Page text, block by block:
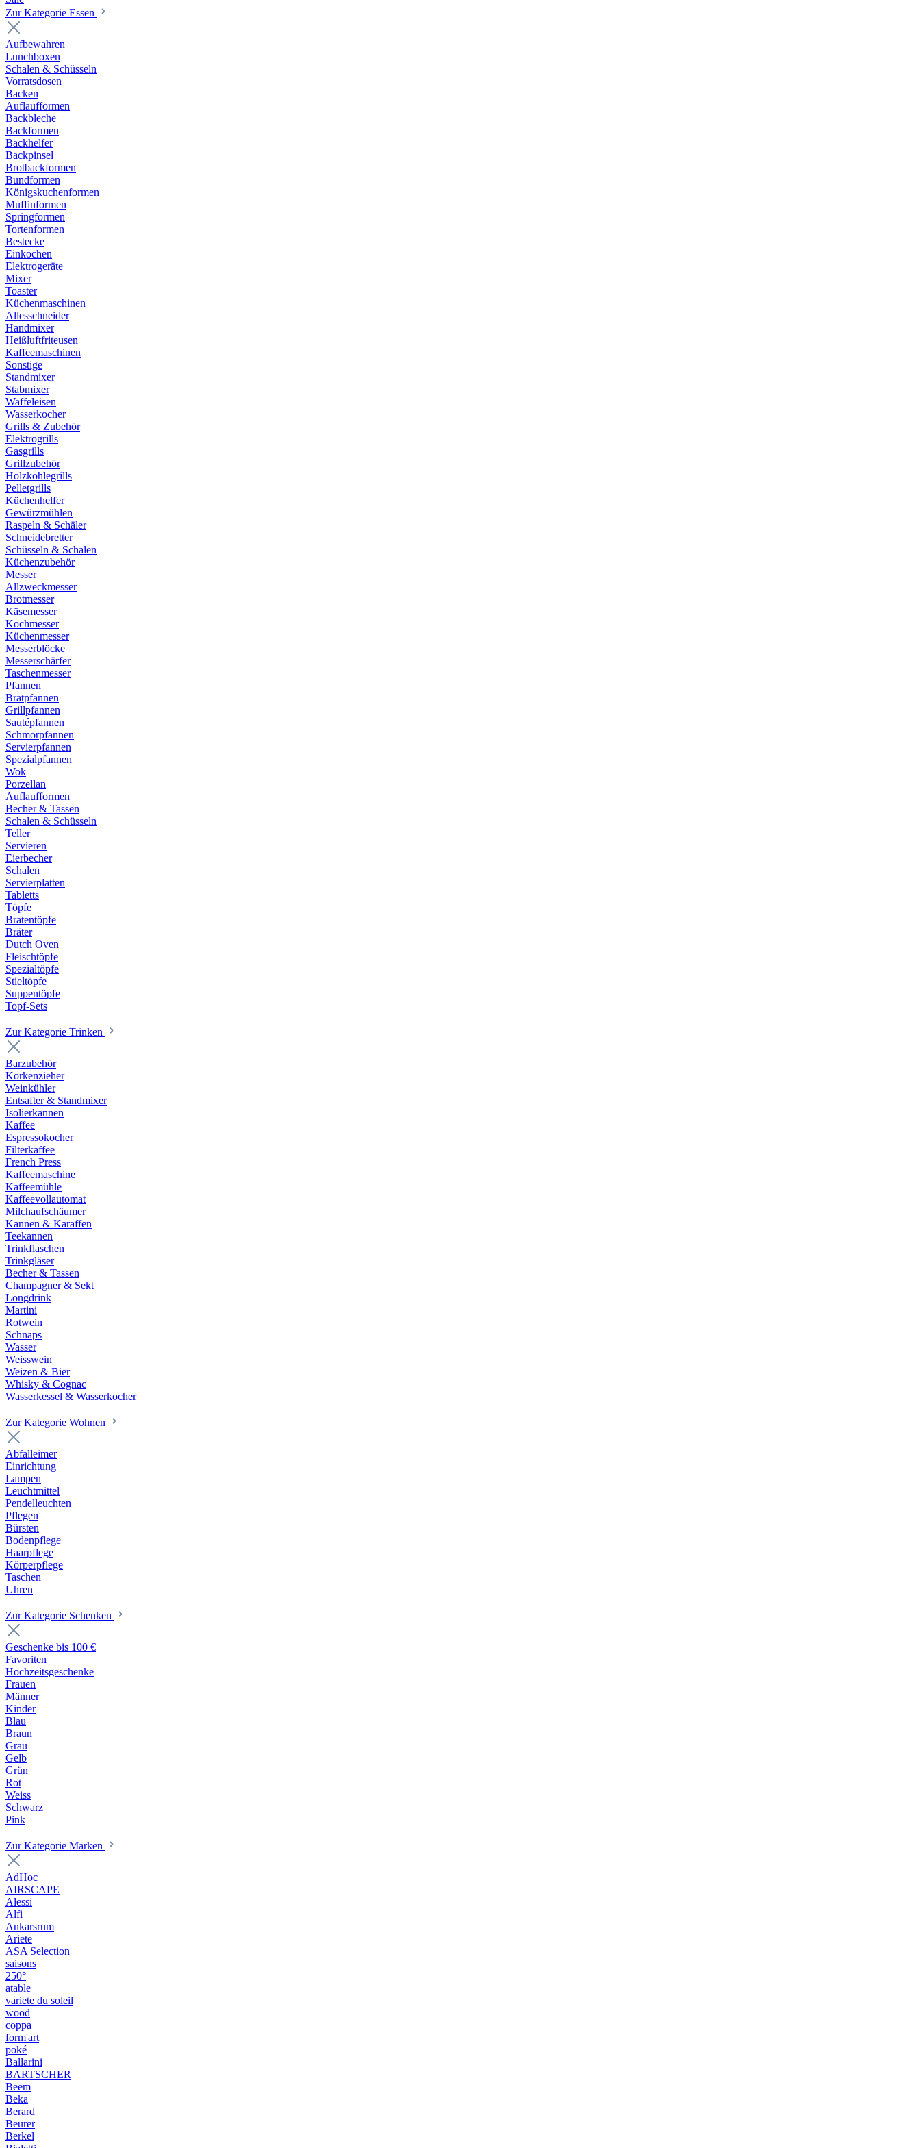
Zur Kategorie Essen
Aufbewahren
Lunchboxen
Schalen & Schüsseln
Vorratsdosen
Backen
Auflaufformen
Backbleche
Backformen
Backhelfer
Backpinsel
Brotbackformen
Bundformen
Königskuchenformen
Muffinformen
Springformen
Tortenformen
Bestecke
Einkochen
Elektrogeräte
Mixer
Toaster
Küchenmaschinen
Allesschneider
Handmixer
Heißluftfriteusen
Kaffeemaschinen
Sonstige
Standmixer
Stabmixer
Waffeleisen
Wasserkocher
Grills & Zubehör
Elektrogrills
Gasgrills
Grillzubehör
Holzkohlegrills
Pelletgrills
Küchenhelfer
Gewürzmühlen
Raspeln & Schäler
Schneidebretter
Schüsseln & Schalen
Küchenzubehör
Messer
Allzweckmesser
Brotmesser
Käsemesser
Kochmesser
Küchenmesser
Messerblöcke
Messerschärfer
Taschenmesser
Pfannen
Bratpfannen
Grillpfannen
Sautépfannen
Schmorpfannen
Servierpfannen
Spezialpfannen
Wok
Porzellan
Auflaufformen
Becher & Tassen
Schalen & Schüsseln
Teller
Servieren
Eierbecher
Schalen
Servierplatten
Tabletts
Töpfe
Bratentöpfe
Bräter
Dutch Oven
Fleischtöpfe
Spezialtöpfe
Stieltöpfe
Suppentöpfe
Topf-Sets
Zur Kategorie Trinken
Barzubehör
Korkenzieher
Weinkühler
Entsafter & Standmixer
Isolierkannen
Kaffee
Espressokocher
Filterkaffee
French Press
Kaffeemaschine
Kaffeemühle
Kaffeevollautomat
Milchaufschäumer
Kannen & Karaffen
Teekannen
Trinkflaschen
Trinkgläser
Becher & Tassen
Champagner & Sekt
Longdrink
Martini
Rotwein
Schnaps
Wasser
Weisswein
Weizen & Bier
Whisky & Cognac
Wasserkessel & Wasserkocher
Zur Kategorie Wohnen
Abfalleimer
Einrichtung
Lampen
Leuchtmittel
Pendelleuchten
Pflegen
Bürsten
Bodenpflege
Haarpflege
Körperpflege
Taschen
Uhren
Zur Kategorie Schenken
Geschenke bis 100 €
Favoriten
Hochzeitsgeschenke
Frauen
Männer
Kinder
Blau
Braun
Grau
Gelb
Grün
Rot
Weiss
Schwarz
Pink
Zur Kategorie Marken
AdHoc
AIRSCAPE
Alessi
Alfi
Ankarsrum
Ariete
ASA Selection
saisons
250°
atable
variete du soleil
wood
coppa
form'art
poké
Ballarini
BARTSCHER
Beem
Beka
Berard
Beurer
Berkel